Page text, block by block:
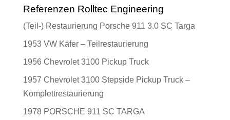
Referenzen Rolltec Engineering
(Teil-) Restaurierung Porsche 911 3.0 SC Targa
1953 VW Käfer – Teilrestaurierung
1956 Chevrolet 3100 Pickup Truck
1957 Chevrolet 3100 Stepside Pickup Truck –
Komplettrestaurierung
1978 PORSCHE 911 SC TARGA